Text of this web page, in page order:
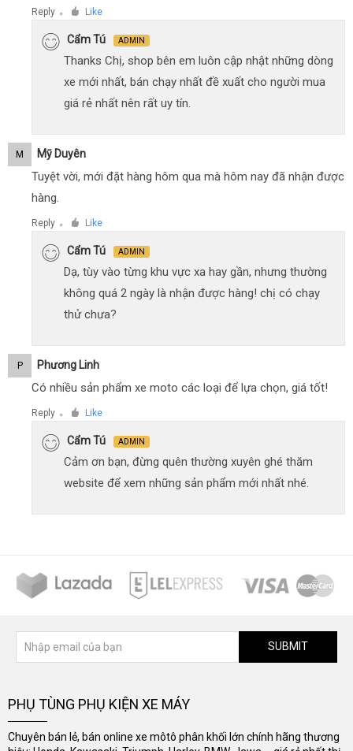
Reply ● Like
Cẩm Tú ADMIN
Thanks Chị, shop bên em luôn cập nhật những dòng
xe mới nhất, bán chạy nhất đề xuất cho người mua
giá rẻ nhất nên rất uy tín.
M Mỹ Duyên
Tuyệt vời, mới đặt hàng hôm qua mà hôm nay đã nhận được
hàng.
Reply ● Like
Cẩm Tú ADMIN
Dạ, tùy vào từng khu vực xa hay gần, nhưng thường
không quá 2 ngày là nhận được hàng! chị có chạy
thử chưa?
P Phương Linh
Có nhiều sản phẩm xe moto các loại để lựa chọn, giá tốt!
Reply ● Like
Cẩm Tú ADMIN
Cảm ơn bạn, đừng quên thường xuyên ghé thăm
website để xem những sản phẩm mới nhất nhé.
SUBMIT
PHỤ TÙNG PHỤ KIỆN XE MÁY
Chuyên bán lẻ, bán online xe môtô phân khối lớn chính hãng thương